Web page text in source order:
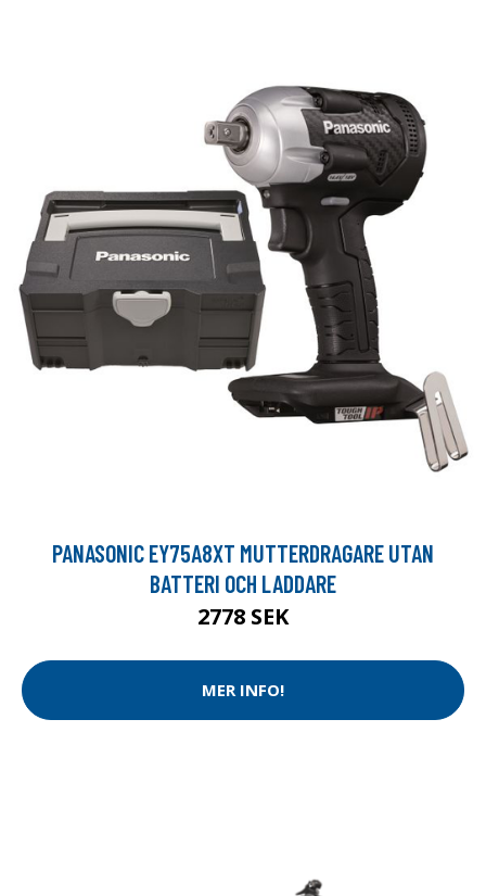
PANASONIC EY75A8XT MUTTERDRAGARE UTAN
BATTERI OCH LADDARE
2778 SEK
MER INFO!